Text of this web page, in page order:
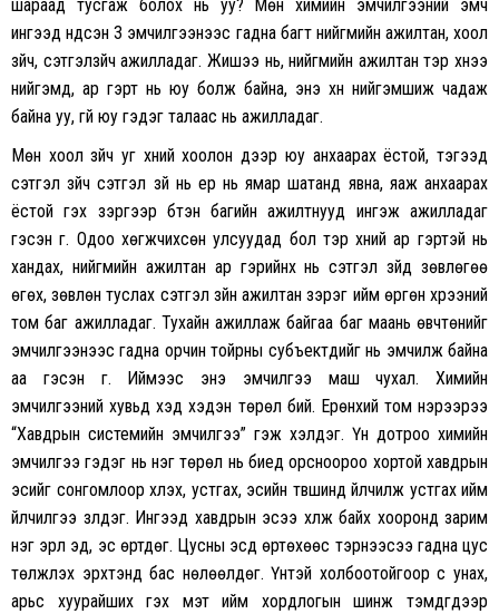
шараад тусгаж болох нь уу? Мөн химийн эмчилгээний эмч
ингээд үндсэн 3 эмчилгээнээс гадна багт нийгмийн ажилтан, хоол
зүйч, сэтгэлзүйч ажилладаг. Жишээ нь, нийгмийн ажилтан тэр хүнээ
нийгэмд, ар гэрт нь юу болж байна, энэ хүн нийгэмшиж чадаж
байна уу, үгүй юу гэдэг талаас нь ажилладаг.
Мөн хоол зүйч уг хүний хоолон дээр юу анхаарах ёстой, тэгээд
сэтгэл зүйч сэтгэл зүй нь ер нь ямар шатанд явна, яаж анхаарах
ёстой гэх зэргээр бүтэн багийн ажилтнууд ингэж ажилладаг
гэсэн үг. Одоо хөгжчихсөн улсуудад бол тэр хүний ар гэртэй нь
хандах, нийгмийн ажилтан ар гэрийнх нь сэтгэл зүйд зөвлөгөө
өгөх, зөвлөн туслах сэтгэл зүйн ажилтан зэрэг ийм өргөн хүрээний
том баг ажилладаг. Тухайн ажиллаж байгаа баг маань өвчтөнийг
эмчилгээнээс гадна орчин тойрны субъектүүдийг нь эмчилж байна
аа гэсэн үг. Иймээс энэ эмчилгээ маш чухал. Химийн
эмчилгээний хувьд хэд хэдэн төрөл бий. Ерөнхий том нэрээрээ
“Хавдрын системийн эмчилгээ” гэж хэлдэг. Үүн дотроо химийн
эмчилгээ гэдэг нь нэг төрөл нь биед орсноороо хортой хавдрын
эсийг сонгомлоор үхүүлэх, устгах, эсийн түвшинд үйлчилж устгах ийм
үйлчилгээ үзүүлдэг. Ингээд хавдрын эсээ үхүүлж байх хооронд зарим
нэг эрүүл эд, эс өртдөг. Цусны эсүүд өртөхөөс тэрнээсээ гадна цус
төлжүүлэх эрхтэнд бас нөлөөлдөг. Үүнтэй холбоотойгоор үс унах,
арьс хуурайших гэх мэт ийм хордлогын шинж тэмдгүүдээр